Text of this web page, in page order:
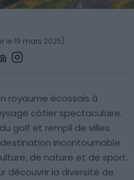
le 19 mars 2025)
royaume écossais à
côtier spectaculaire.
golf et rempli de villes
incontournable
de nature et de sport.
découvrir la diversité de